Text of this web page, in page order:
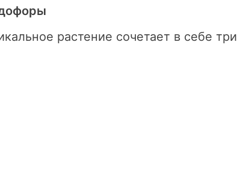
растение сочетает в себе три